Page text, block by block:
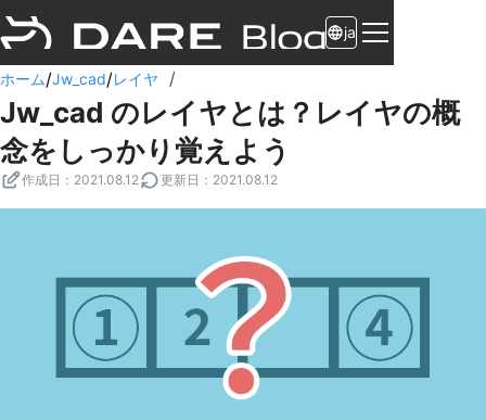
ja
ホーム/Jw_cad/レイヤ /
Jw_cad のレイヤとは？レイヤの概
念をしっかり覚えよう
作成日 ： 2021.08.12 更新日 ： 2021.08.12